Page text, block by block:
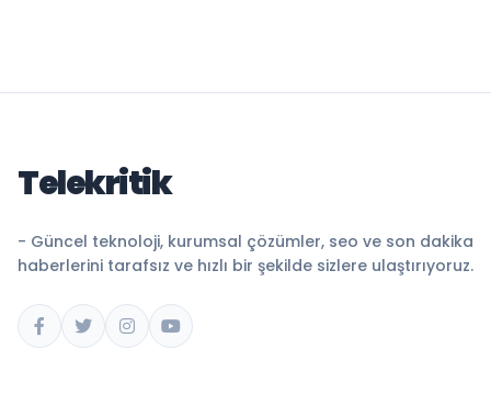
Telekritik
- Güncel teknoloji, kurumsal çözümler, seo ve son dakika
haberlerini tarafsız ve hızlı bir şekilde sizlere ulaştırıyoruz.